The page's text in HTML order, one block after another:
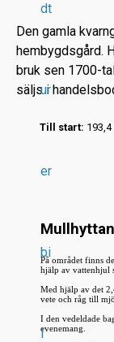
dt
ur
er
bi
l
Den gamla
hembygdsgård.
bruk sen 1700-
säljs i
Till start: 193,4
Mullhyttan
På området finns
hjälp av vattenhjul
Med hjälp av det
vete och råg till
I den vedeldade
evenemang.